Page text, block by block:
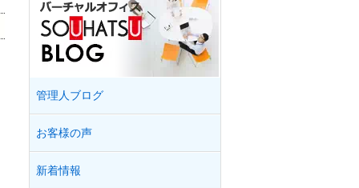
管理人ブログ
お客様の声
新着情報